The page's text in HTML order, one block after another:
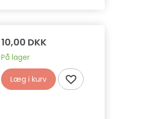
10,00 DKK
På lager
Læg i kurv